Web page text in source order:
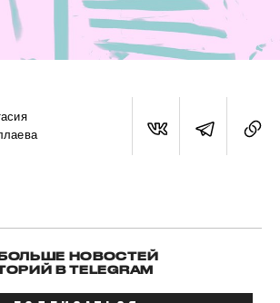
НОВОСТЕЙ
В TELEGRAM